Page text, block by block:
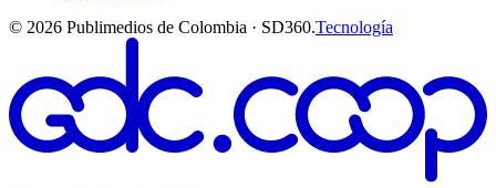
© 2026 Publimedios de Colombia · SD360.Tecnología